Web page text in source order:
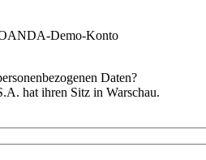
Demo-Konto
Daten?
hat ihren Sitz in Warschau.